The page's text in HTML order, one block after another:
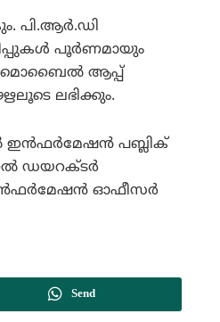
പി.ആര്‍.ഡി
പൂര്‍ണമായും
ആപ്പ്
ലഭിക്കും.
ഇന്‍ഫര്‍മേഷന്‍ പബ്ലിക്
ഡയറക്ടര്‍
ഓഫീസര്‍
Send